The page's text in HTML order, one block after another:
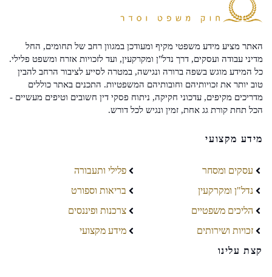
האתר מציע מידע משפטי מקיף ומעודכן במגוון רחב של תחומים, החל
מדיני עבודה ועסקים, דרך נדל"ן ומקרקעין, ועד לזכויות אזרח ומשפט פלילי.
כל המידע מוגש בשפה ברורה ונגישה, במטרה לסייע לציבור הרחב להבין
טוב יותר את זכויותיהם וחובותיהם המשפטיות. התכנים באתר כוללים
מדריכים מקיפים, עדכוני חקיקה, ניתוח פסקי דין חשובים וטיפים מעשיים -
הכל תחת קורת גג אחת, זמין ונגיש לכל דורש.
מידע מקצועי
עסקים ומסחר
נדל"ן ומקרקעין
הליכים משפטיים
זכויות ושירותים
פלילי ותעבורה
בריאות וספורט
צרכנות ופיננסים
מידע מקצועי
קצת עלינו